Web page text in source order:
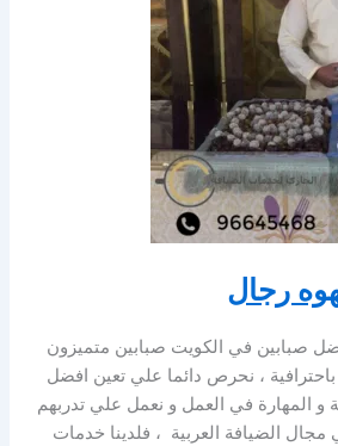
رجال
صبابين في الكويت صبابين متميزون
، نحرص دائما علي تعين افضل
و المهارة في العمل و نعمل علي تدربهم
الضيافة العربية ، فلدينا خدمات